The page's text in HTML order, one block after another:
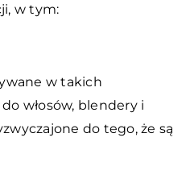
w tym:
w takich
włosów, blendery i
do tego, że są